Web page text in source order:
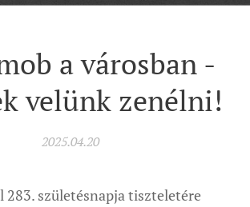
a városban -
velünk zenélni!
2025.04.20
283. születésnapja tiszteletére